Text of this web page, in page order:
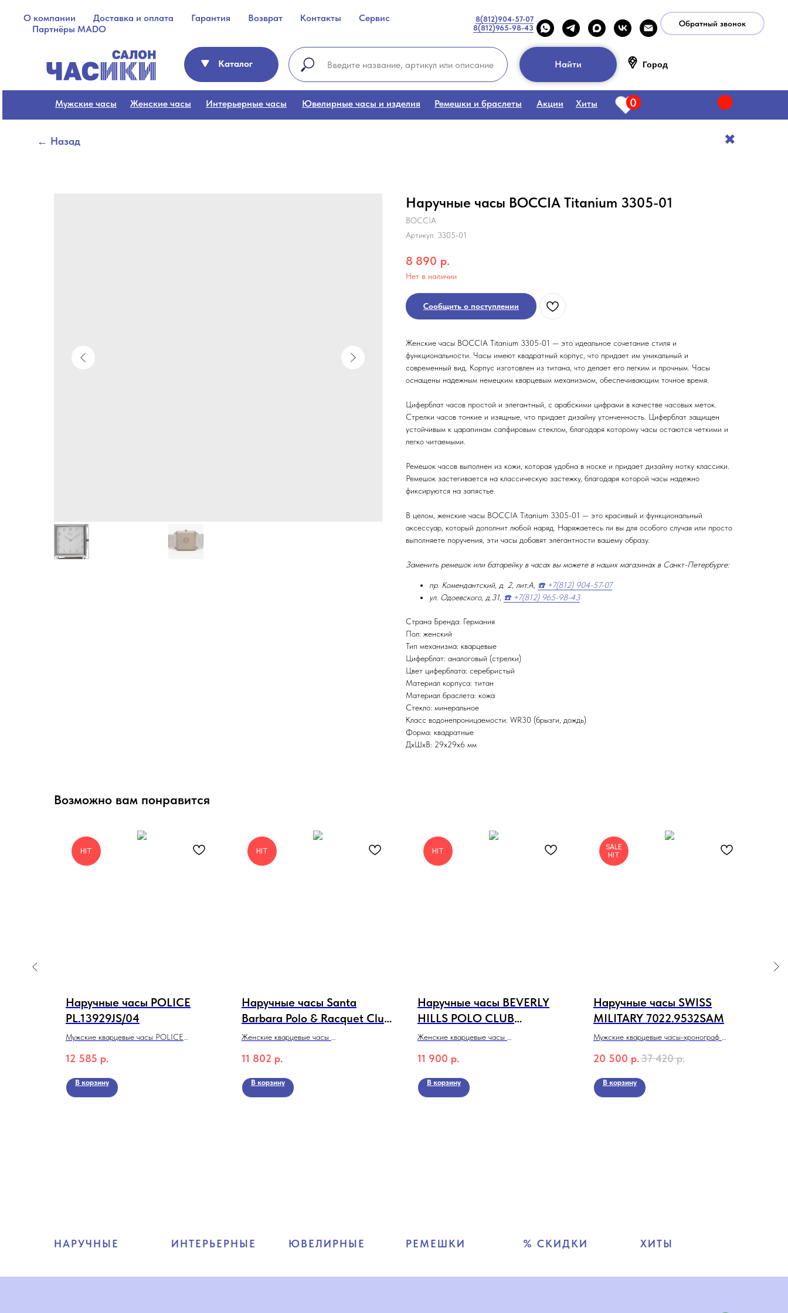
О компании Доставка и оплата Гарантия Возврат Контакты
Сервис
Партнёры MADO
8(812)904-57-07
8(812)965-98-43
Обратный звонок
Найти Город
Мужские часы Женские часы Интерьерные часы Ювелирные часы и изделия Ремешки и браслеты Акции Хиты 0
← Назад ✖️
Каталог
Наручные часы BOCCIA Titanium 3305-01
BOCCIA
Артикул: 3305-01
8 890 р.
Нет в наличии
Сообщить о поступлении
Женские часы BOCCIA Titanium 3305-01 — это идеальное сочетание стиля и
функциональности. Часы имеют квадратный корпус, что придает им уникальный и
современный вид. Корпус изготовлен из титана, что делает его легким и прочным. Часы
оснащены надежным немецким кварцевым механизмом, обеспечивающим точное время.
Циферблат часов простой и элегантный, с арабскими цифрами в качестве часовых меток.
Стрелки часов тонкие и изящные, что придает дизайну утонченность. Циферблат защищен
устойчивым к царапинам сапфировым стеклом, благодаря которому часы остаются четкими и
легко читаемыми.
Ремешок часов выполнен из кожи, которая удобна в носке и придает дизайну нотку классики.
Ремешок застегивается на классическую застежку, благодаря которой часы надежно
фиксируются на запястье.
В целом, женские часы BOCCIA Titanium 3305-01 — это красивый и функциональный
аксессуар, который дополнит любой наряд. Наряжаетесь ли вы для особого случая или просто
выполняете поручения, эти часы добавят элегантности вашему образу.
Заменить ремешок или батарейку в часах вы можете в наших магазинах в Санкт-Петербурге:
пр. Комендантский, д. 2, лит.А, ☎️ +7(812) 904-57-07
ул. Одоевского, д.31, ☎️ +7(812) 965-98-43
Страна Бренда: Германия
Пол: женский
Тип механизма: кварцевые
Циферблат: аналоговый (стрелки)
Цвет циферблата: серебристый
Материал корпуса: титан
Материал браслета: кожа
Стекло: минеральное
Класс водонепроницаемости: WR30 (брызги, дождь)
Форма: квадратные
ДxШxВ: 29x29x6 мм
Возможно вам понравится
HIT
Наручные часы POLICE
PL.13929JS/04
Мужские кварцевые часы POLICE
стальном корпусе
12 585 р.
В корзину
HIT
Наручные часы Santa
Barbara Polo & Racquet Club
SB.1.10574-5
Женские кварцевые часы
SB.1.10574-5
11 802 р.
В корзину
HIT
Наручные часы BEVERLY
HILLS POLO CLUB
BP3621X.420
Женские кварцевые часы
Коллекция Diamond
11 900 р.
В корзину
SALE
HIT
Наручные часы SWISS
MILITARY 7022.9532SAM
Мужские кварцевые часы-хронограф
Коллекция Challenger Chrono
20 500 р.37 420 р.
В корзину
НАРУЧНЫЕ ИНТЕРЬЕРНЫЕ ЮВЕЛИРНЫЕ РЕМЕШКИ % СКИДКИ ХИТЫ